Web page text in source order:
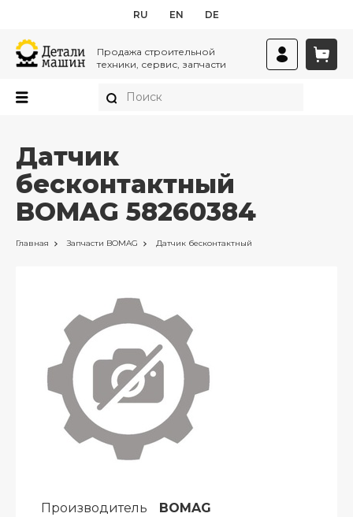
RU EN DE
Продажа строительной
техники, сервис, запчасти
Датчик
бесконтактный
BOMAG 58260384
Главная Запчасти BOMAG Датчик бесконтактный
Производитель BOMAG